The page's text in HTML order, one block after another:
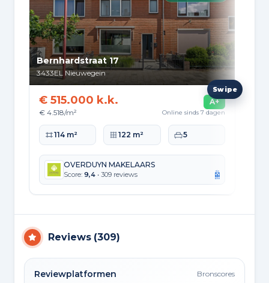
Bernhardstraat 17
3433EL Nieuwegein
€ 515.000 k.k.
€ 4.518/m²
A+
Online sinds 7 dagen
Woonoppervlakte
114 m² Perceeloppervlakte
122 m² Slaapkamers
5
OVERDUYN MAKELAARS
Score: 9,4 • 309 reviews
Reviews (309)
Reviewplatformen Bronscores